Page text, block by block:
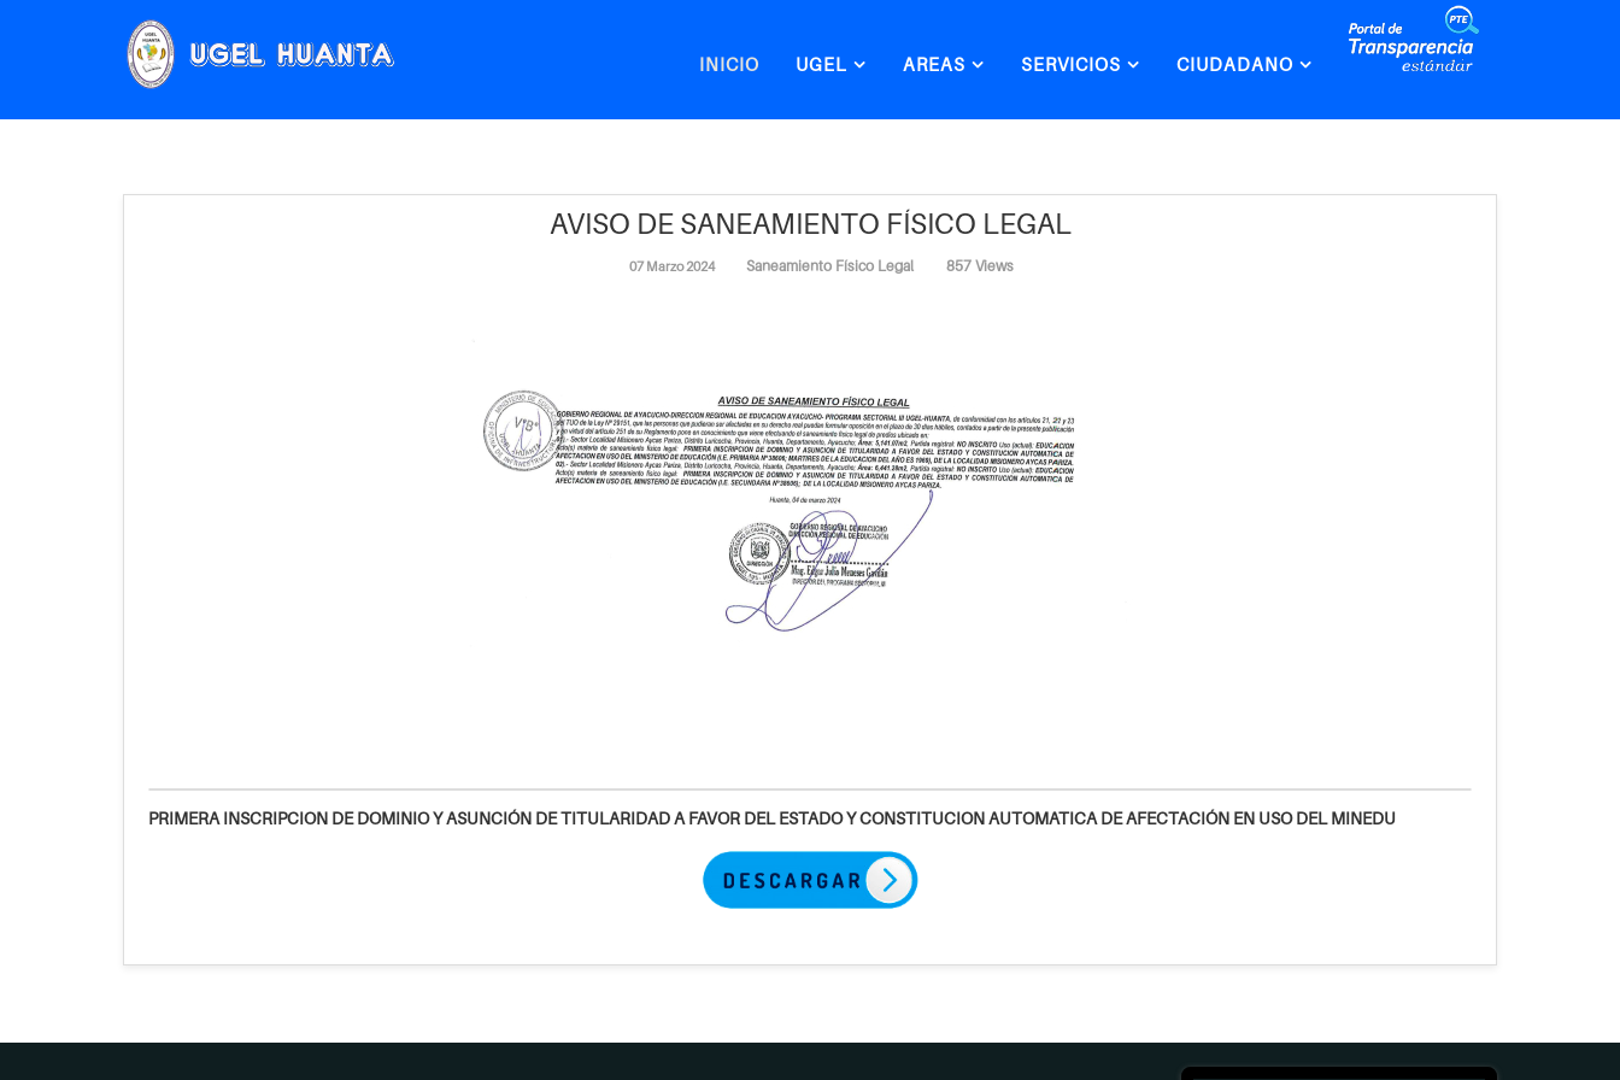
INICIO UGEL AREAS SERVICIOS CIUDADANO
AVISO DE SANEAMIENTO FÍSICO LEGAL
07 Marzo 2024 Saneamiento Físico Legal 857 Views
PRIMERA INSCRIPCION DE DOMINIO Y ASUNCIÓN DE TITULARIDAD A FAVOR DEL ESTADO Y CONSTITUCION AUTOMATICA DE AFECTACIÓN EN USO DEL MINEDU